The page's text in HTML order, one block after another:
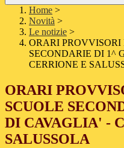
Home >
Novità >
Le notizie >
ORARI
SECONDARIE DI 1^
CERRIONE E
ORARI
SCUOLE
DI CAVAGLIA' -
SALUSSOLA